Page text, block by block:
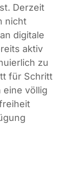
Derzeit
nicht
digitale
aktiv
zu
für Schritt
eine völlig